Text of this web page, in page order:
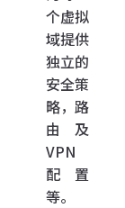
个虚拟
域提供
独立的
安全策
略，路
由及
VPN
配置
等。